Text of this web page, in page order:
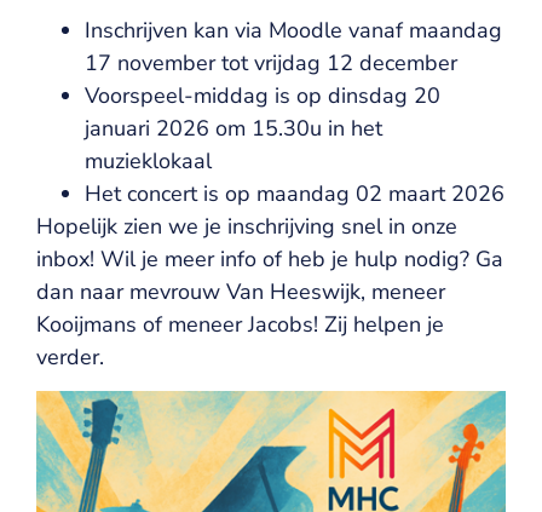
Inschrijven kan via Moodle vanaf maandag
17 november tot vrijdag 12 december
Voorspeel-middag is op dinsdag 20
januari 2026 om 15.30u in het
muzieklokaal
Het concert is op maandag 02 maart 2026
Hopelijk zien we je inschrijving snel in onze
inbox! Wil je meer info of heb je hulp nodig? Ga
dan naar mevrouw Van Heeswijk, meneer
Kooijmans of meneer Jacobs! Zij helpen je
verder.